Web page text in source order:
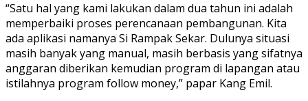
“Satu hal yang kami lakukan dalam dua tahun ini adalah
memperbaiki proses perencanaan pembangunan. Kita
ada aplikasi namanya Si Rampak Sekar. Dulunya situasi
masih banyak yang manual, masih berbasis yang sifatnya
anggaran diberikan kemudian program di lapangan atau
istilahnya program follow money,” papar Kang Emil.